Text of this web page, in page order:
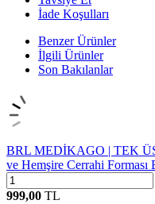
İade Koşulları
Benzer Ürünler
İlgili Ürünler
Son Bakılanlar
BRL MEDİKAGO | TEK
ve Hemşire Cerrahi Forması
999,00 TL